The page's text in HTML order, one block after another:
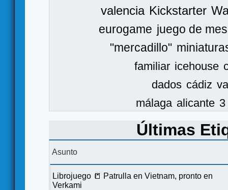
valencia Kickstarter
eurogame juego de
"mercadillo"
familiar icehouse
dados cádiz
málaga alicante
Últimas
Asunto
Librojuego 📒 Patrulla en Vietnam, pronto en
Verkami